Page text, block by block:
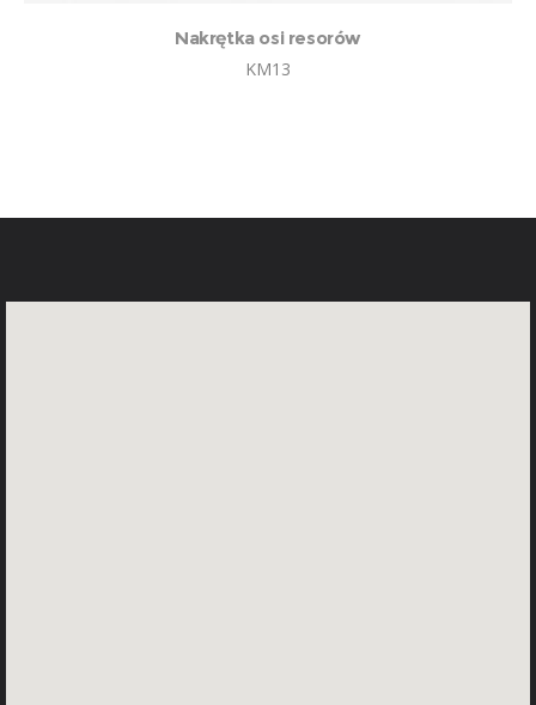
Nakrętka osi resorów
KM13